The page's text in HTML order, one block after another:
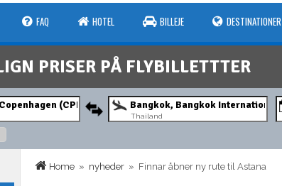
FAQ HOTEL BILLEJE DESTINATIONER
PRISER PÅ FLYBILLETTTER
Thailand
Home » nyheder » Finnar åbner ny rute til Astana